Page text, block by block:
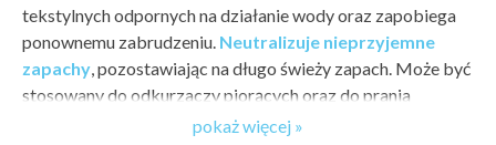
tekstylnych odpornych na działanie wody oraz zapobiega
ponownemu zabrudzeniu. Neutralizuje nieprzyjemne
zapachy , pozostawiając na długo świeży zapach. Może być
stosowany do odkurzaczy piorących oraz do prania
pokaż więcej »